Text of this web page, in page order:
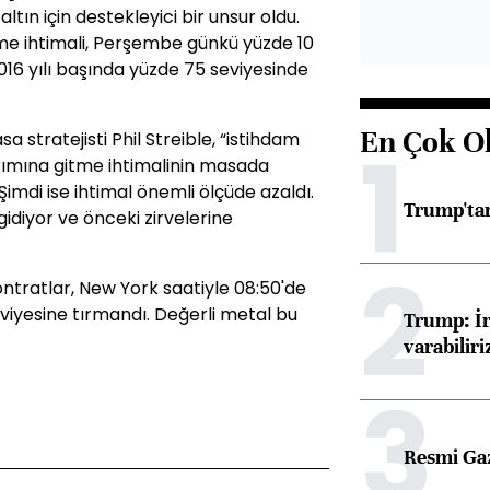
için destekleyici bir unsur oldu.
ihtimali, Perşembe günkü yüzde 10
yılı başında yüzde 75 seviyesinde
stratejisti Phil Streible, “istihdam
gitme ihtimalinin masada
ise ihtimal önemli ölçüde azaldı.
ve önceki zirvelerine
New York saatiyle 08:50'de
tırmandı. Değerli metal bu
En Çok
1
2Trump:
Resmi